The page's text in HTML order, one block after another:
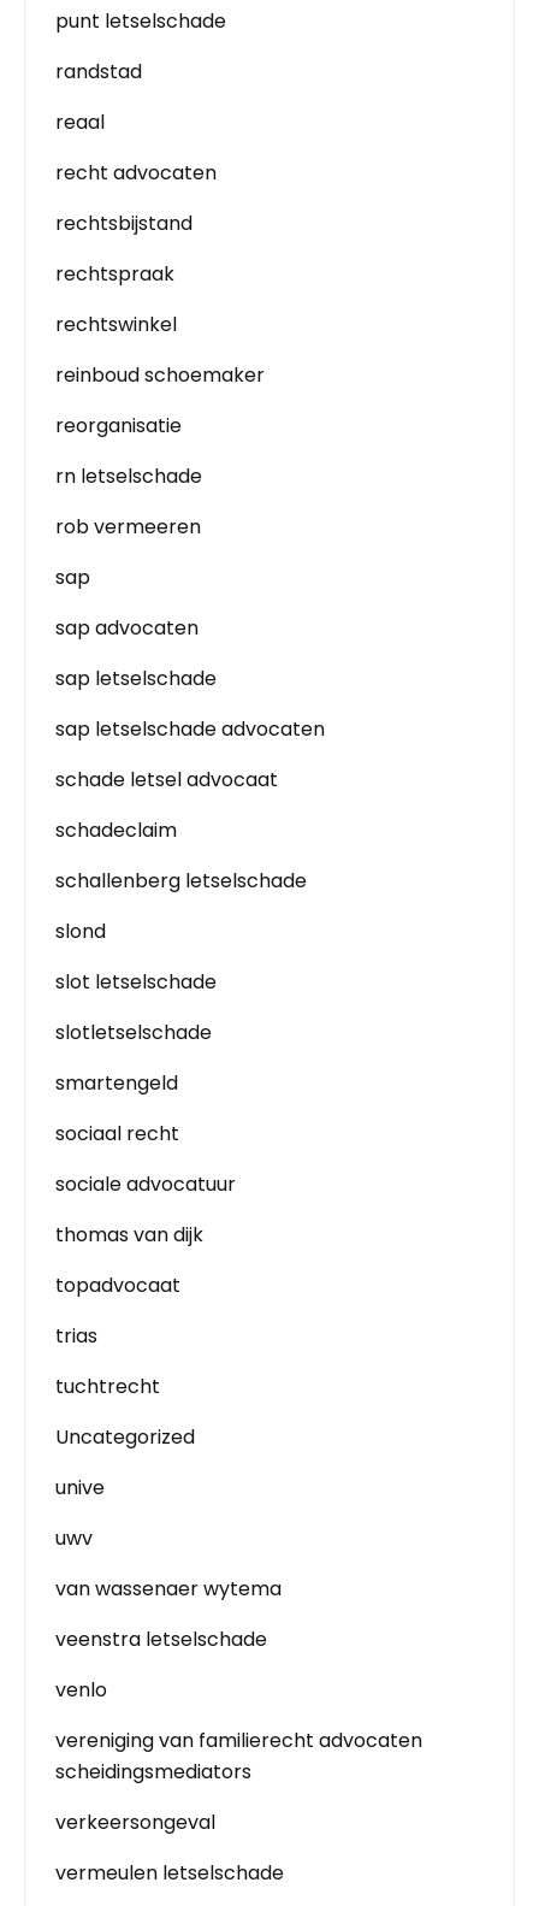
punt letselschade
randstad
reaal
recht advocaten
rechtsbijstand
rechtspraak
rechtswinkel
reinboud schoemaker
reorganisatie
rn letselschade
rob vermeeren
sap
sap advocaten
sap letselschade
sap letselschade advocaten
schade letsel advocaat
schadeclaim
schallenberg letselschade
slond
slot letselschade
slotletselschade
smartengeld
sociaal recht
sociale advocatuur
thomas van dijk
topadvocaat
trias
tuchtrecht
Uncategorized
unive
uwv
van wassenaer wytema
veenstra letselschade
venlo
vereniging van familierecht advocaten
scheidingsmediators
verkeersongeval
vermeulen letselschade